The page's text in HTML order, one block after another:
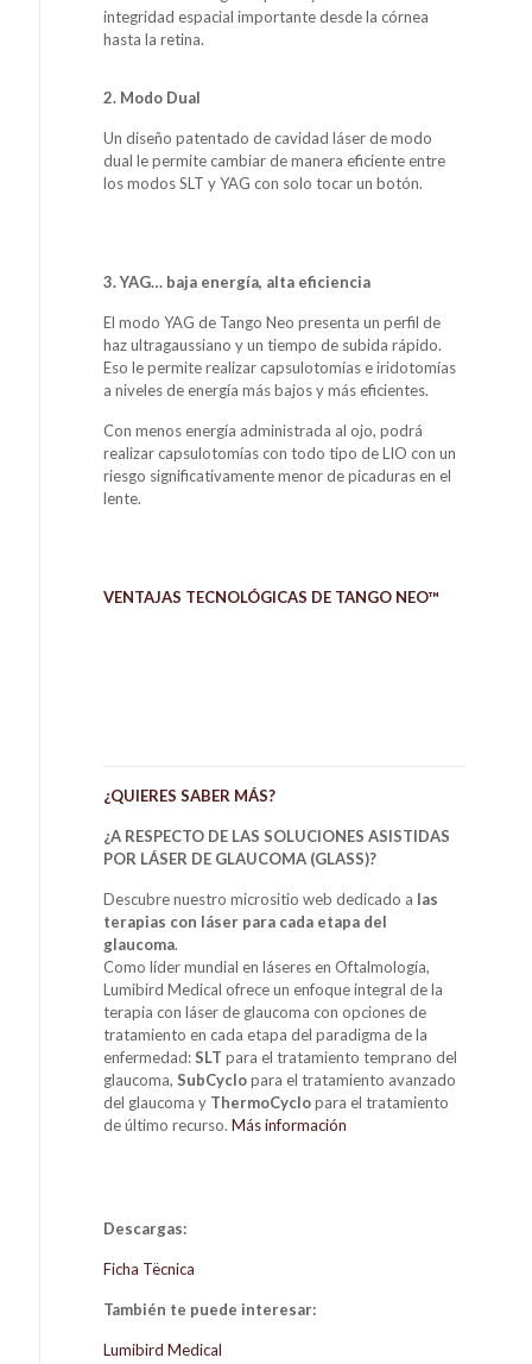
integridad espacial importante desde la córnea
hasta la retina.
2. Modo Dual
Un diseño patentado de cavidad láser de modo
dual le permite cambiar de manera eficiente entre
los modos SLT y YAG con solo tocar un botón.
3. YAG… baja energía, alta eficiencia
El modo YAG de Tango Neo presenta un perfil de
haz ultragaussiano y un tiempo de subida rápido.
Eso le permite realizar capsulotomías e iridotomías
a niveles de energía más bajos y más eficientes.
Con menos energía administrada al ojo, podrá
realizar capsulotomías con todo tipo de LIO con un
riesgo significativamente menor de picaduras en el
lente.
VENTAJAS TECNOLÓGICAS DE TANGO NEO™
¿QUIERES SABER MÁS?
¿A RESPECTO DE LAS SOLUCIONES ASISTIDAS
POR LÁSER DE GLAUCOMA (GLASS)?
Descubre nuestro micrositio web dedicado a las
terapias con láser para cada etapa del
glaucoma.
Como líder mundial en láseres en Oftalmología,
Lumibird Medical ofrece un enfoque integral de la
terapia con láser de glaucoma con opciones de
tratamiento en cada etapa del paradigma de la
enfermedad:SLTpara el tratamiento temprano del
glaucoma,SubCyclopara el tratamiento avanzado
del glaucoma y ThermoCyclopara el tratamiento
de último recurso.Más información
Descargas:
Ficha Tëcnica
También te puede interesar:
Lumibird Medical